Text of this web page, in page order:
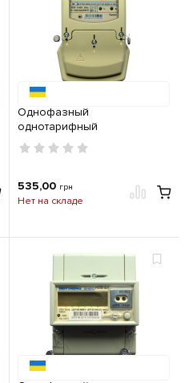
Однофазный
однотарифный
электросчетчик ЦЭ 6807Б-U
K 1,0 220В 10-100А М6Ш6
535,00 грн
Нет на складе